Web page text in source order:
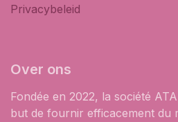
Privacybeleid
Over ons
Fondée en 2022, la société
but de fournir efficacement du